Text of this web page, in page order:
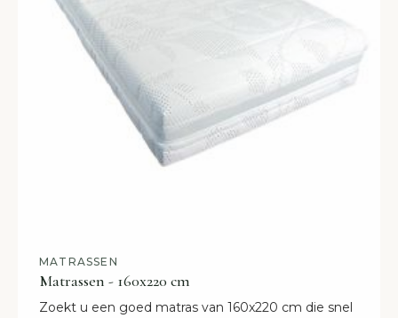
MATRASSEN
Matrassen - 160x220 cm
Zoekt u een goed matras van 160x220 cm die snel